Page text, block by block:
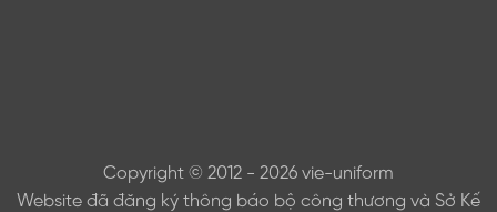
Copyright © 2012 - 2026 vie-uniform
Website đã đăng ký thông báo bộ công thương và Sở Kế